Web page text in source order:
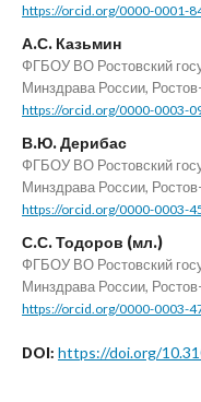
https://orcid.org/0000-0001-
А.С. Казьмин
ФГБОУ ВО Ростовский
Минздрава России,
https://orcid.org/0000-0003-
В.Ю. Дерибас
ФГБОУ ВО Ростовский
Минздрава России,
https://orcid.org/0000-0003-
С.С. Тодоров (мл.)
ФГБОУ ВО Ростовский
Минздрава России,
https://orcid.org/0000-0003-
DOI: https://doi.org/